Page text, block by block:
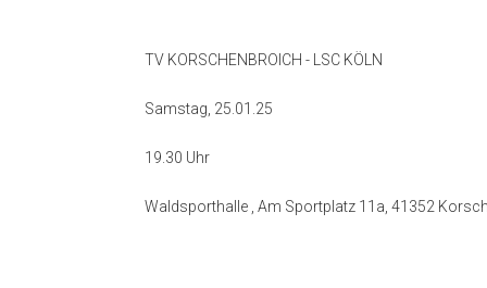
TV KORSCHENBROICH - LSC KÖLN
Samstag, 25.01.25
19.30 Uhr
Waldsporthalle , Am Sportplatz 11a, 41352